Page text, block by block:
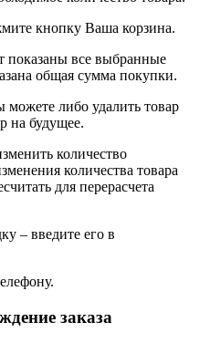
кнопку Ваша корзина.
показаны все выбранные
общая сумма покупки.
либо удалить товар
на будущее.
количество
количества товара
для перерасчета
– введите его в
заказа